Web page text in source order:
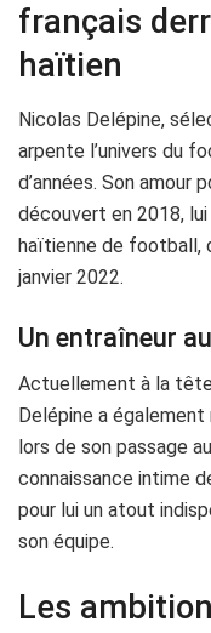
français
haïtien
Nicolas Delépine,
arpente l’univers du
d’années. Son amour
découvert en 2018,
haïtienne de football,
janvier 2022.
Un entraîneur
Actuellement à la
Delépine a
lors de son passage
connaissance intime
pour lui un atout
son équipe.
Les